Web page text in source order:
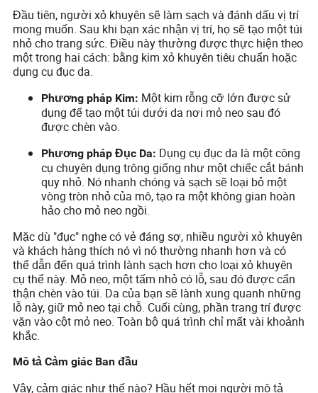
Đầu tiên, người xỏ khuyên sẽ làm sạch và đánh dấu vị trí
mong muốn. Sau khi bạn xác nhận vị trí, họ sẽ tạo một túi
nhỏ cho trang sức. Điều này thường được thực hiện theo
một trong hai cách: bằng kim xỏ khuyên tiêu chuẩn hoặc
dụng cụ đục da.
Phương pháp Kim: Một kim rỗng cỡ lớn được sử
dụng để tạo một túi dưới da nơi mỏ neo sau đó
được chèn vào.
Phương pháp Đục Da: Dụng cụ đục da là một công
cụ chuyên dụng trông giống như một chiếc cắt bánh
quy nhỏ. Nó nhanh chóng và sạch sẽ loại bỏ một
vòng tròn nhỏ của mô, tạo ra một không gian hoàn
hảo cho mỏ neo ngồi.
Mặc dù "đục" nghe có vẻ đáng sợ, nhiều người xỏ khuyên
và khách hàng thích nó vì nó thường nhanh hơn và có
thể dẫn đến quá trình lành sạch hơn cho loại xỏ khuyên
cụ thể này. Mỏ neo, một tấm nhỏ có lỗ, sau đó được cẩn
thận chèn vào túi. Da của bạn sẽ lành xung quanh những
lỗ này, giữ mỏ neo tại chỗ. Cuối cùng, phần trang trí được
vặn vào cột mỏ neo. Toàn bộ quá trình chỉ mất vài khoảnh
khắc.
Mô tả Cảm giác Ban đầu
Vậy, cảm giác như thế nào? Hầu hết mọi người mô tả